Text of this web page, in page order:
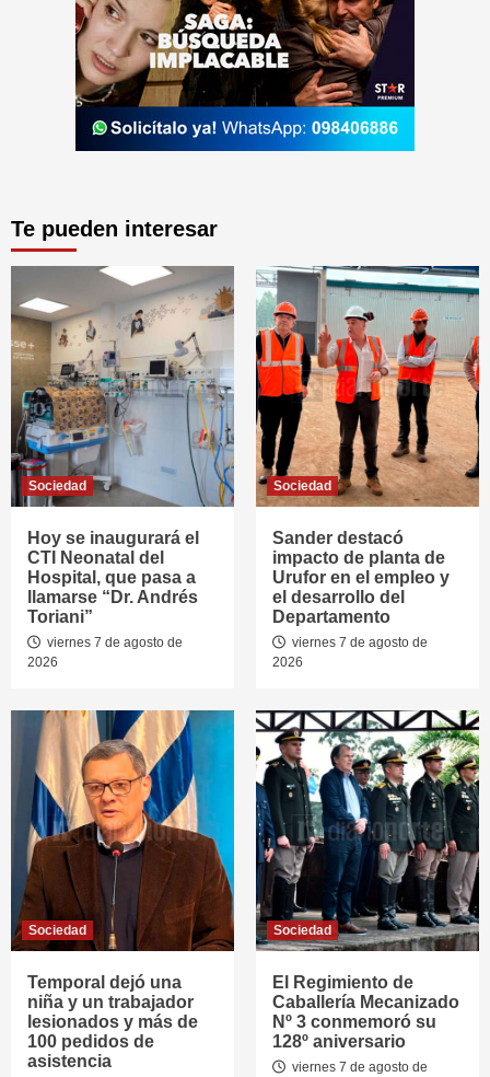
Te pueden interesar
Sociedad
Hoy se inaugurará el
CTI Neonatal del
Hospital, que pasa a
llamarse “Dr. Andrés
Toriani”
viernes 7 de agosto de
2026
Sociedad
Sander destacó
impacto de planta de
Urufor en el empleo y
el desarrollo del
Departamento
viernes 7 de agosto de
2026
Sociedad
Temporal dejó una
niña y un trabajador
lesionados y más de
100 pedidos de
asistencia
Sociedad
El Regimiento de
Caballería Mecanizado
Nº 3 conmemoró su
128º aniversario
viernes 7 de agosto de